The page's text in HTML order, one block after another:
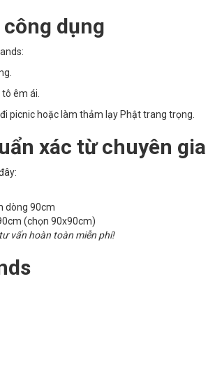
dụng
êm ái.
picnic hoặc làm thảm lạy Phật trang trọng.
xác từ chuyên gia
dòng 90cm
(chọn 90x90cm)
vấn hoàn toàn miễn phí!